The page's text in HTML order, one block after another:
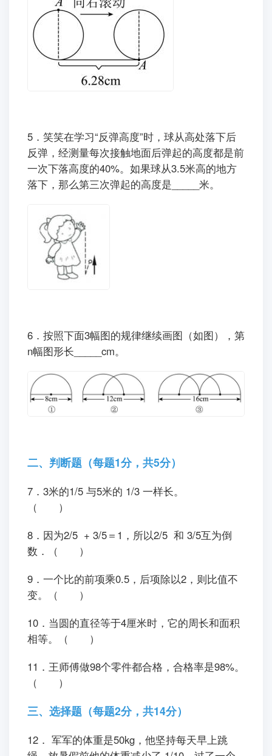
5．笑笑在学习“反弹高度”时，球从高处落下后
反弹，经测量每次接触地面后弹起的高度都是前
一次下落高度的40%。如果球从3.5米高的地方
落下，那么第三次弹起的高度是_____米。
6．按照下面3幅图的规律继续画图（如图），第
n幅图形长_____cm。
二、判断题（每题1分，共5分）
7．3米的1/5 与5米的 1/3 一样长。
（ ）
8．因为2/5 + 3/5＝1，所以2/5 和 3/5互为倒
数．（ ）
9．一个比的前项乘0.5，后项除以2，则比值不
变。（ ）
10．当圆的直径等于4厘米时，它的周长和面积
相等。（ ）
11．王师傅做98个零件都合格，合格率是98%。
（ ）
三、选择题（每题2分，共14分）
12． 军军的体重是50kg，他坚持每天早上跳